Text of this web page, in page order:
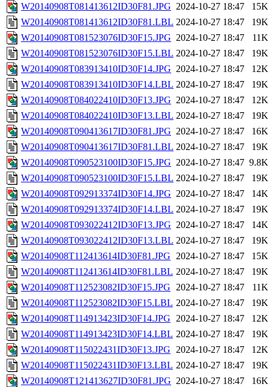
W20140908T081413612ID30F81.JPG 2024-10-27 18:47
15K
W20140908T081413612ID30F81.LBL 2024-10-27 18:47
19K
W20140908T081523076ID30F15.JPG 2024-10-27 18:47
11K
W20140908T081523076ID30F15.LBL 2024-10-27 18:47
19K
W20140908T083913410ID30F14.JPG 2024-10-27 18:47
12K
W20140908T083913410ID30F14.LBL 2024-10-27 18:47
19K
W20140908T084022410ID30F13.JPG 2024-10-27 18:47
12K
W20140908T084022410ID30F13.LBL 2024-10-27 18:47
19K
W20140908T090413617ID30F81.JPG 2024-10-27 18:47
16K
W20140908T090413617ID30F81.LBL 2024-10-27 18:47
19K
W20140908T090523100ID30F15.JPG 2024-10-27 18:47 9.8K
W20140908T090523100ID30F15.LBL 2024-10-27 18:47
19K
W20140908T092913374ID30F14.JPG 2024-10-27 18:47
14K
W20140908T092913374ID30F14.LBL 2024-10-27 18:47
19K
W20140908T093022412ID30F13.JPG 2024-10-27 18:47
14K
W20140908T093022412ID30F13.LBL 2024-10-27 18:47
19K
W20140908T112413614ID30F81.JPG 2024-10-27 18:47
15K
W20140908T112413614ID30F81.LBL 2024-10-27 18:47
19K
W20140908T112523082ID30F15.JPG 2024-10-27 18:47
11K
W20140908T112523082ID30F15.LBL 2024-10-27 18:47
19K
W20140908T114913423ID30F14.JPG 2024-10-27 18:47
12K
W20140908T114913423ID30F14.LBL 2024-10-27 18:47
19K
W20140908T115022431ID30F13.JPG 2024-10-27 18:47
12K
W20140908T115022431ID30F13.LBL 2024-10-27 18:47
19K
W20140908T121413627ID30F81.JPG 2024-10-27 18:47
16K